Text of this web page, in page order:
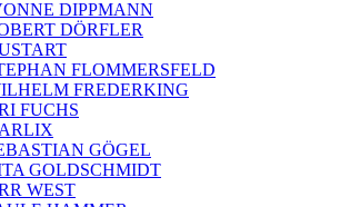
DIPPMANN
DÖRFLER
FLOMMERSFELD
FREDERKING
FUCHS
GÖGEL
GOLDSCHMIDT
WEST